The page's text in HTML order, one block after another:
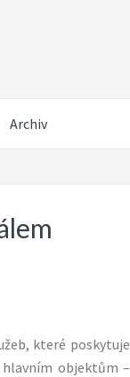
Archiv
které poskytuje
objektům –